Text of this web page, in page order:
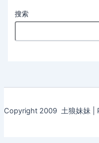
搜索
Copyright 2009 土狼妹妹 |